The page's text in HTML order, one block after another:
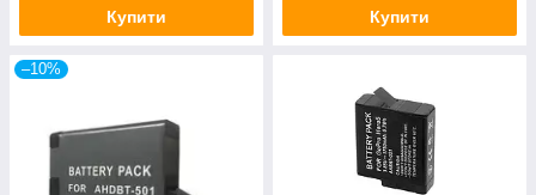
Купити Купити
–10%